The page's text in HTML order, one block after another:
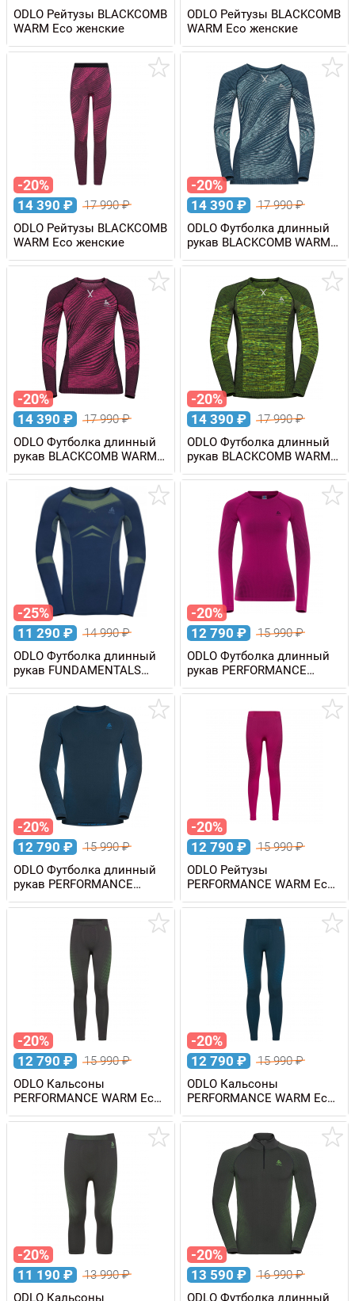
ODLO Рейтузы BLACKCOMB
WARM Eco женские
ODLO Рейтузы BLACKCOMB
WARM Eco женские
-20%
14 390 ₽ 17 990₽
ODLO Рейтузы BLACKCOMB
WARM Eco женские
-20%
14 390 ₽ 17 990₽
ODLO Футболка длинный
рукав BLACKCOMB WARM
Eco женская
-20%
14 390 ₽ 17 990₽
ODLO Футболка длинный
рукав BLACKCOMB WARM
Eco женская
-20%
14 390 ₽ 17 990₽
ODLO Футболка длинный
рукав BLACKCOMB WARM
Eco мужская
-25%
11 290 ₽ 14 990₽
ODLO Футболка длинный
рукав FUNDAMENTALS
PERFORMANCE WARM
мужская
-20%
12 790 ₽ 15 990₽
ODLO Футболка длинный
рукав PERFORMANCE
WARM Eco женская
-20%
12 790 ₽ 15 990₽
ODLO Футболка длинный
рукав PERFORMANCE
WARM Eco мужская
-20%
12 790 ₽ 15 990₽
ODLO Рейтузы
PERFORMANCE WARM Eco
женские
-20%
12 790 ₽ 15 990₽
ODLO Кальсоны
PERFORMANCE WARM Eco
мужские
-20%
12 790 ₽ 15 990₽
ODLO Кальсоны
PERFORMANCE WARM Eco
мужские
-20%
11 190 ₽ 13 990₽
ODLO Кальсоны
-20%
13 590 ₽ 16 990₽
ODLO Футболка длинный